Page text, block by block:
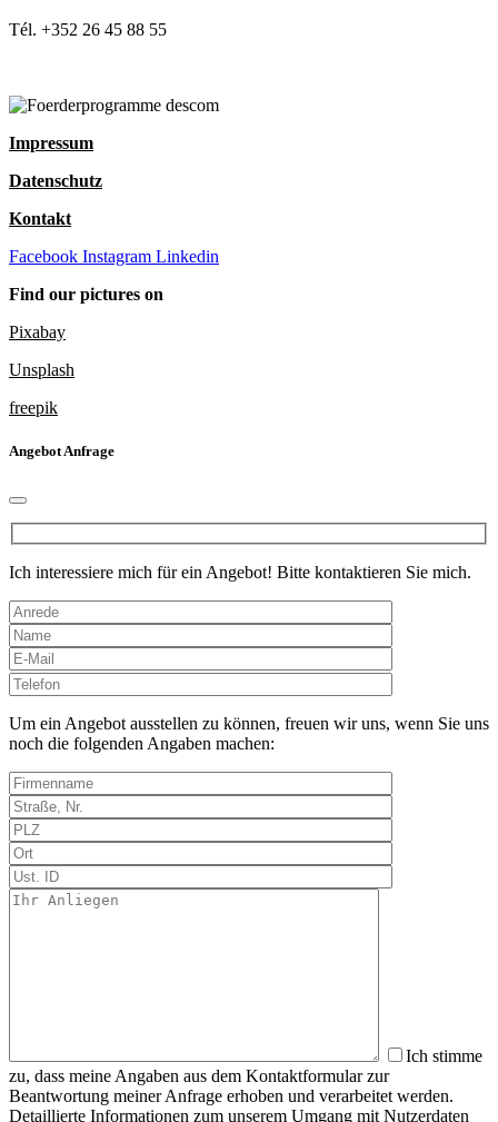
Tél. +352 26 45 88 55
Impressum
Datenschutz
Kontakt
Facebook Instagram Linkedin
Find our pictures on
Pixabay
Unsplash
freepik
Angebot Anfrage
Ich interessiere mich für ein Angebot! Bitte kontaktieren Sie mich.
Bitte
lasse
dieses
Feld
Um ein Angebot ausstellen zu können, freuen wir uns, wenn Sie uns
noch die folgenden Angaben machen:
Ich stimme
zu, dass meine Angaben aus dem Kontaktformular zur
Beantwortung meiner Anfrage erhoben und verarbeitet werden.
Detaillierte Informationen zum unserem Umgang mit Nutzerdaten